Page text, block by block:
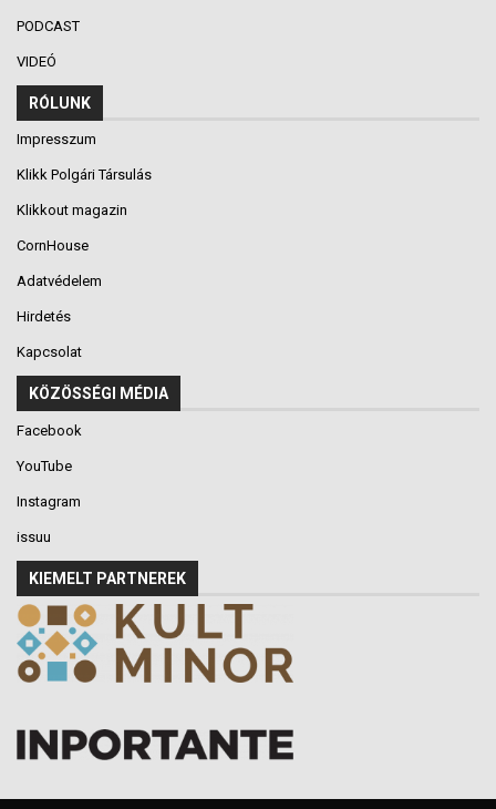
PODCAST
VIDEÓ
RÓLUNK
Impresszum
Klikk Polgári Társulás
Klikkout magazin
CornHouse
Adatvédelem
Hirdetés
Kapcsolat
KÖZÖSSÉGI MÉDIA
Facebook
YouTube
Instagram
issuu
KIEMELT PARTNEREK